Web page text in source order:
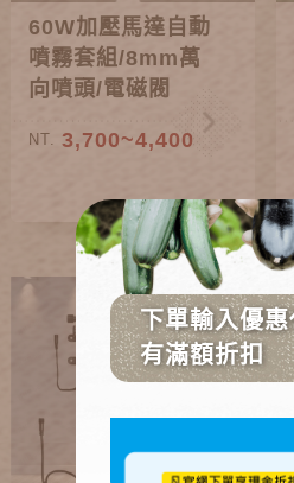
60W加壓馬達自動
噴霧套組/8mm萬
向噴頭/電磁閥
NT. 3,700~4,400